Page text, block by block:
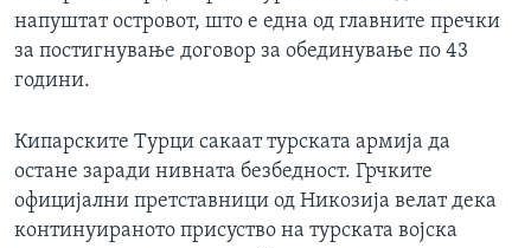
напуштат островот, што е една од главните пречки
за постигнување договор за обединување по 43
години.
Кипарските Турци сакаат турската армија да
остане заради нивната безбедност. Грчките
официјални претставници од Никозија велат дека
континуираното присуство на турската војска